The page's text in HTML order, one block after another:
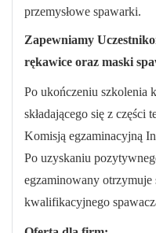
przemysłowe spawarki.
Zapewniamy
rękawice oraz maski
Po ukończeniu szkolenia
składającego się z części
Komisją egzaminacyjną
Po uzyskaniu
egzaminowany otrzymuje
kwalifikacyjnego